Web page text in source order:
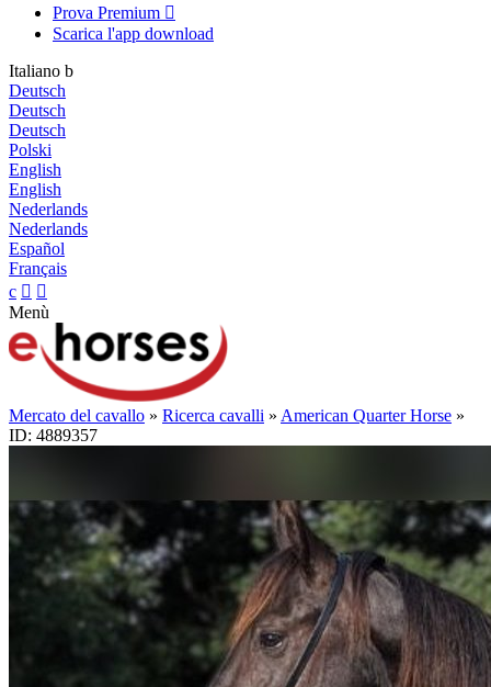
Prova Premium 
Scarica l'app download
Italiano b
Deutsch
Deutsch
Deutsch
Polski
English
English
Nederlands
Nederlands
Español
Français
c  
Menù
Mercato del cavallo » Ricerca cavalli » American Quarter Horse »
ID: 4889357